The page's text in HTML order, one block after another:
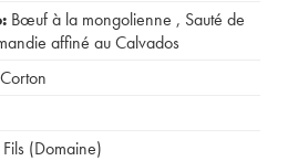
Bœuf à la mongolienne , Sauté de
affiné au Calvados
(Domaine)